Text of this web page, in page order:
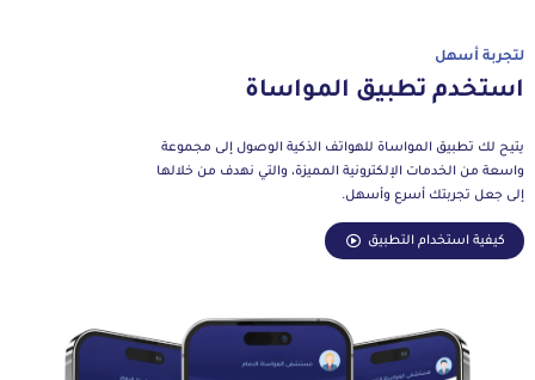
لتجربة أسهل
استخدم تطبيق المواساة
يتيح لك تطبيق المواساة للهواتف الذكية الوصول إلى مجموعة
واسعة من الخدمات الإلكترونية المميزة، والتي نهدف من خلالها
إلى جعل تجربتك أسرع وأسهل.
كيفية استخدام التطبيق